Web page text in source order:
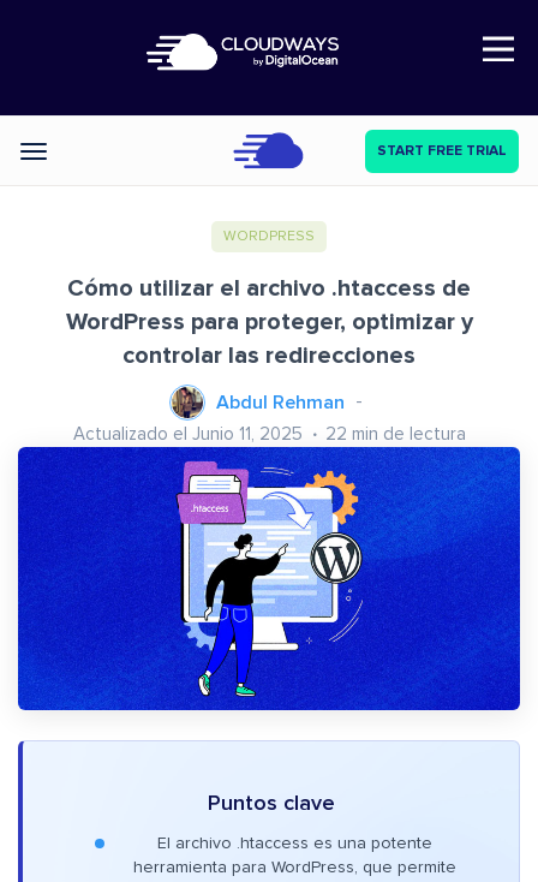
Open Nav
Categories START FREE TRIAL
WORDPRESS
Cómo utilizar el archivo .htaccess de
WordPress para proteger, optimizar y
controlar las redirecciones
Abdul Rehman
Actualizado el Junio 11, 2025 22 min de lectura
Puntos clave
El archivo .htaccess es una potente
herramienta para WordPress, que permite